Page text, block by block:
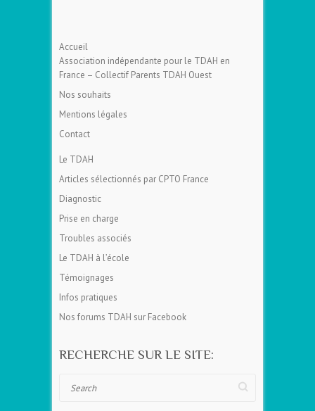
Accueil
Association indépendante pour le TDAH en
France – Collectif Parents TDAH Ouest
Nos souhaits
Mentions légales
Contact
Le TDAH
Articles sélectionnés par CPTO France
Diagnostic
Prise en charge
Troubles associés
Le TDAH à l’école
Témoignages
Infos pratiques
Nos forums TDAH sur Facebook
RECHERCHE SUR LE SITE: